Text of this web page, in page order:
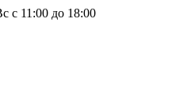
с 11:00 до 18:00